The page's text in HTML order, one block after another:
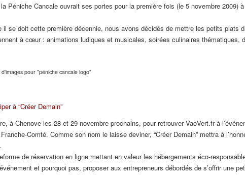
Péniche Cancale ouvrait ses portes pour la première fois (le 5 novembre
il se doit cette première décennie, nous avons décidés de mettre les petits
à cœur : animations ludiques et musicales, soirées culinaires thématiques,
à “Créer Demain”
à Chenove les 28 et 29 novembre prochains, pour retrouver VaoVert.fr à
Comté. Comme son nom le laisse deviner, “Créer Demain” mettra à
de réservation en ligne mettant en valeur les hébergements éco-
et pourquoi pas, proposer aux entrepreneurs débordés de s’offrir une